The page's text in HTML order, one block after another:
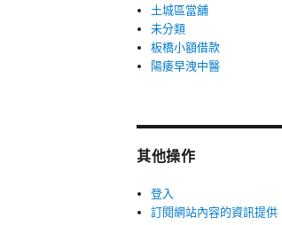
土城區當舖
未分類
板橋小額借款
陽痿早洩中醫
其他操作
登入
訂閱網站內容的資訊提供